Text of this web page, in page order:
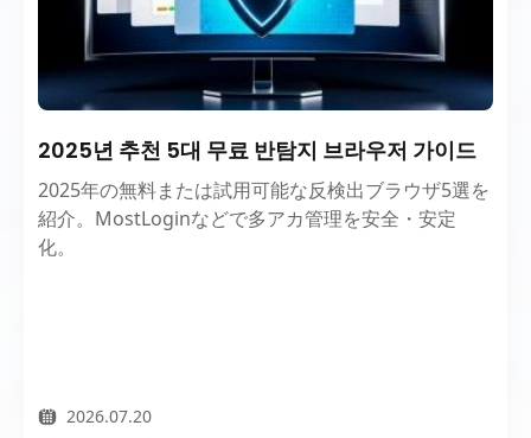
2025년 추천 5대 무료 반탐지 브라우저 가이드
2025年の無料または試用可能な反検出ブラウザ5選を
紹介。MostLoginなどで多アカ管理を安全・安定
化。
2026.07.20